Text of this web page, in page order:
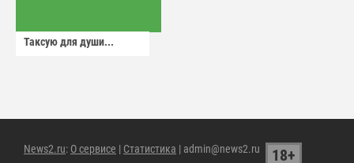
Таксую для души...
News2.ru: О сервисе | Статистика | admin@news2.ru 18+